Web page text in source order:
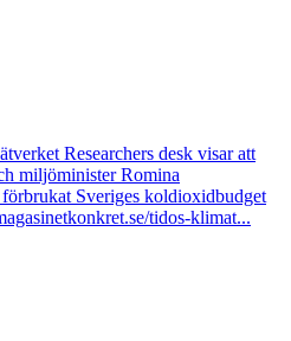
Researchers desk visar att
miljöminister Romina
Sveriges koldioxidbudget
tidos-klimat...